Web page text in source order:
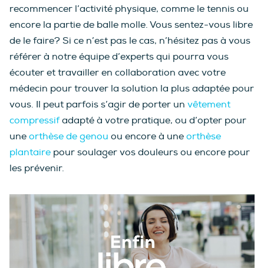
recommencer l’activité physique, comme le tennis ou
encore la partie de balle molle. Vous sentez-vous libre
de le faire? Si ce n’est pas le cas, n’hésitez pas à vous
référer à notre équipe d’experts qui pourra vous
écouter et travailler en collaboration avec votre
médecin pour trouver la solution la plus adaptée pour
vous. Il peut parfois s’agir de porter un vêtement
compressifadapté à votre pratique, ou d’opter pour
une orthèse de genou ou encore à une orthèse
plantaire pour soulager vos douleurs ou encore pour
les prévenir.